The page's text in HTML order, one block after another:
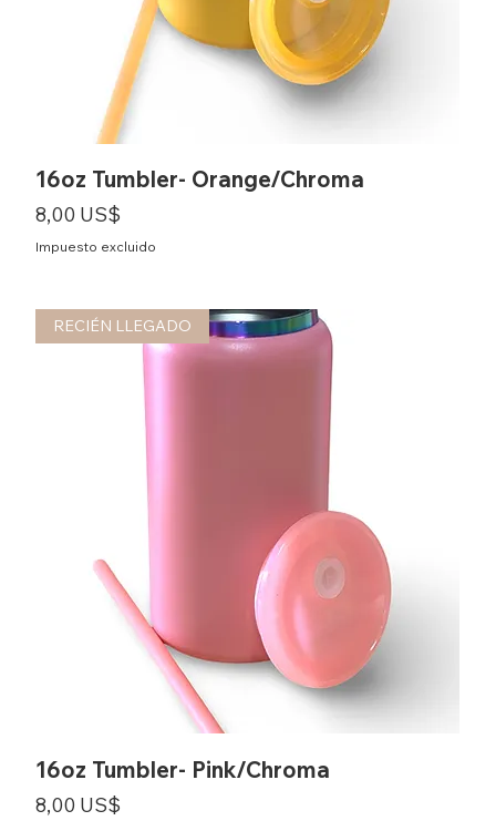
16oz Tumbler- Orange/Chroma
Precio
8,00 US$
Impuesto excluido
RECIÉN LLEGADO
16oz Tumbler- Pink/Chroma
Precio
8,00 US$